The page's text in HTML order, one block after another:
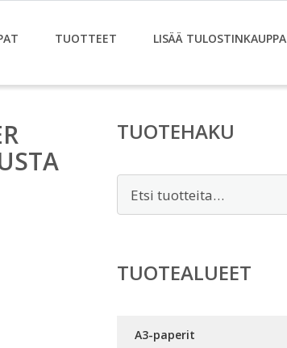
TUOTTEET LISÄÄ TULOSTINKAUPPA
TUOTEHAKU
TUOTEALUEET
A3-paperit